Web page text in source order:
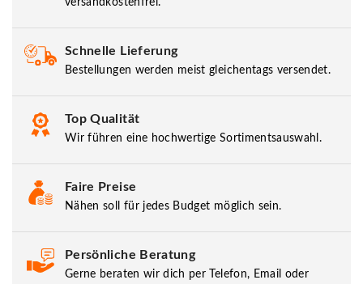
versandkostenfrei.
Schnelle Lieferung
Bestellungen werden meist gleichentags versendet.
Top Qualität
Wir führen eine hochwertige Sortimentsauswahl.
Faire Preise
Nähen soll für jedes Budget möglich sein.
Persönliche Beratung
Gerne beraten wir dich per Telefon, Email oder